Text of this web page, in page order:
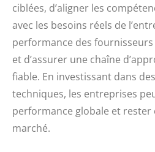
ciblées, d’aligner les
avec les besoins réels de
performance des
et d’assurer une chaîne
fiable. En investissant dans
techniques, les entreprises
performance globale et rester
marché.